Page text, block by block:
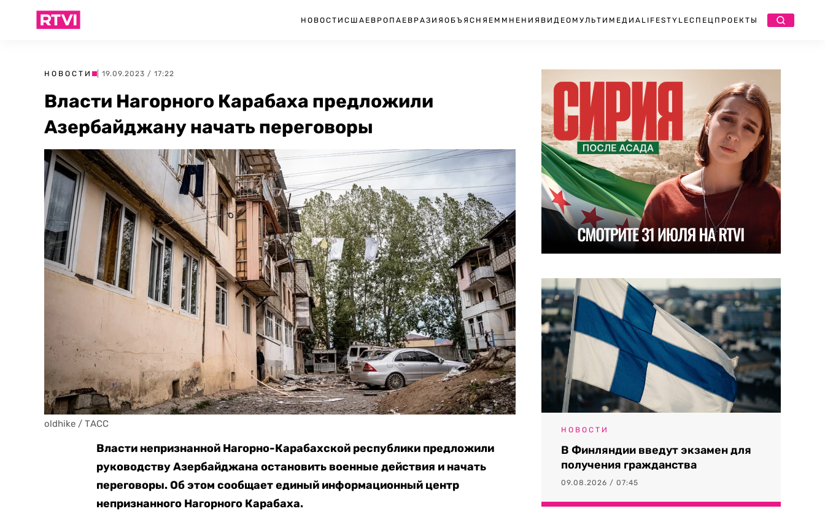
НОВОСТИ США ЕВРОПА ЕВРАЗИЯ ОБЪЯСНЯЕМ МНЕНИЯ ВИДЕО МУЛЬТИМЕДИА LIFESTYLEСПЕЦПРОЕКТЫ
НОВОСТИ | 19.09.2023 / 17:22
Власти Нагорного Карабаха предложили
Азербайджану начать переговоры
oldhike / ТАСС
Власти непризнанной Нагорно-Карабахской республики предложили
руководству Азербайджана остановить военные действия и начать
переговоры. Об этом сообщает единый информационный центр
непризнанного Нагорного Карабаха.
НОВОСТИ
В Финляндии введут экзамен для
получения гражданства
09.08.2026 / 07:45